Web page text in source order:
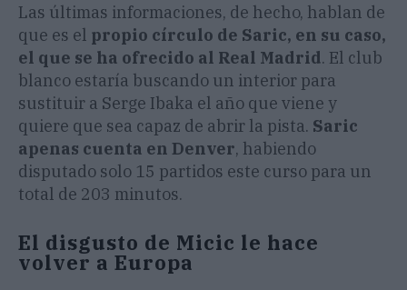
Las últimas informaciones, de hecho, hablan de
que es el propio círculo de Saric, en su caso,
el que se ha ofrecido al Real Madrid. El club
blanco estaría buscando un interior para
sustituir a Serge Ibaka el año que viene y
quiere que sea capaz de abrir la pista. Saric
apenas cuenta en Denver, habiendo
disputado solo 15 partidos este curso para un
total de 203 minutos.
El disgusto de Micic le hace
volver a Europa